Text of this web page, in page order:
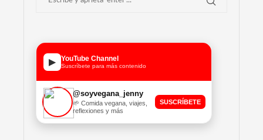
▶ YouTube Channel
Suscríbete para más contenido
@soyvegana_jenny
🌱 Comida vegana, viajes,
reflexiones y más
SUSCRÍBETE